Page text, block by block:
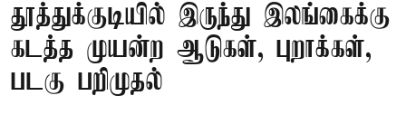
தூத்துக்குடியில் இருந்து இலங்கைக்கு
கடத்த முயன்ற ஆடுகள், புறாக்கள்,
படகு பறிமுதல்